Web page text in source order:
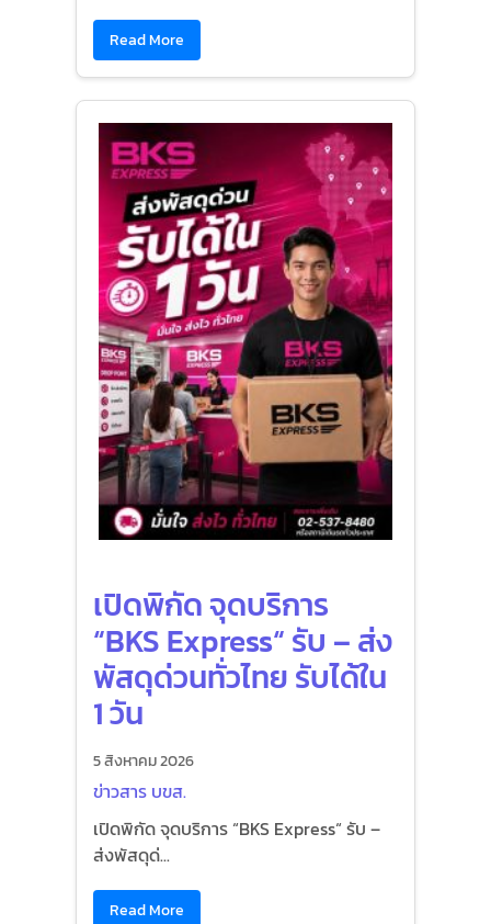
Read More
เปิดพิกัด จุดบริการ
“BKS Express“ รับ – ส่ง
พัสดุด่วนทั่วไทย รับได้ใน
1 วัน
5 สิงหาคม 2026
ข่าวสาร บขส.
เปิดพิกัด จุดบริการ “BKS Express“ รับ –
ส่งพัสดุด่...
Read More